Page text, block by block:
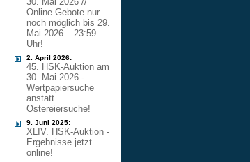
Online Gebote nur
noch möglich bis 29.
Mai 2026 – 23:59
Uhr!
2. April 2026:
45. HSK-Auktion am
30. Mai 2026 -
Wertpapiersuche
anstatt
Ostereiersuche!
9. Juni 2025:
XLIV. HSK-Auktion -
Ergebnisse jetzt
online!